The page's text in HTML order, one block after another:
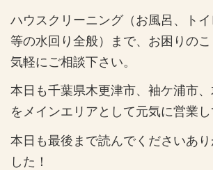
ハウスクリーニング（お風呂、ト
等の水回り全般）まで、お困りの
気軽にご相談下さい。
本日も千葉県木更津市、袖ケ浦市
をメインエリアとして元気に営業し
本日も最後まで読んでくださいあ
した！